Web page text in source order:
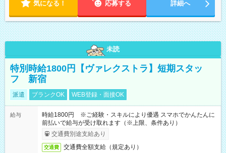
気になる！ 応募する 詳細へ
未読
特別時給1800円【ヴァレクストラ】短期スタッ
フ 新宿
派遣 ブランクOK WEB登録・面接OK
給与
時給1800円 ※ご経験・スキルにより優遇 スマホでかんたんに
前払いで給与が受け取れます（※上限、条件あり）
交通費別途支給あり
交通費 交通費全額支給（規定あり）